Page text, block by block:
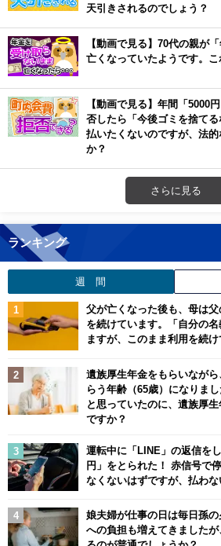
天引きされるのでしょう？
【動画で見る】70代の親が
亡くなっていたようです。
【動画で見る】年間「5000
否したら「今後ゴミを捨て
払いたくないのですが、法
か？
さらに見る
ランキング
週 間
父が亡くなった後も、母は
を続けています。「自分の
ますが、このまま利用を続
遺族厚生年金をもらいなが
らう年齢（65歳）になりま
と思っていたのに、遺族厚
ですか？
運転中に「LINE」の返信を
円」をとられた！ 赤信号で
なくないはずですが、払わ
娘夫婦が仕事の日は毎日孫
への負担も増えてきました